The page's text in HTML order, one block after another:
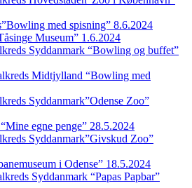
med spisning” 8.6.2024
Museum” 1.6.2024
Syddanmark “Bowling og buffet”
Midtjylland “Bowling med
Syddanmark”Odense Zoo”
egne penge” 28.5.2024
Syddanmark”Givskud Zoo”
i Odense” 18.5.2024
Syddanmark “Papas Papbar”